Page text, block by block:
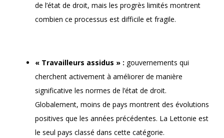
de l’état de droit, mais les progrès limités montrent
combien ce processus est difficile et fragile.
« Travailleurs assidus » : gouvernements qui
cherchent activement à améliorer de manière
significative les normes de l’état de droit.
Globalement, moins de pays montrent des évolutions
positives que les années précédentes. La Lettonie est
le seul pays classé dans cette catégorie.